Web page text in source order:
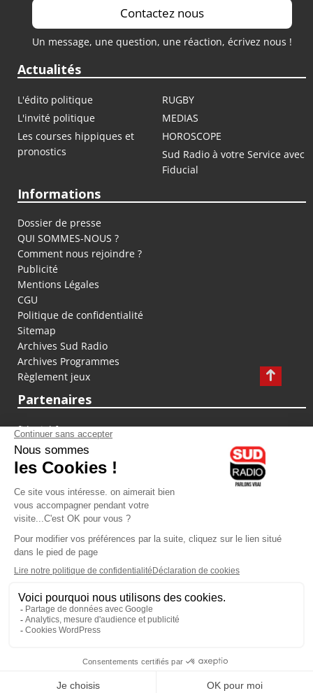
Contactez nous
Un message, une question, une réaction, écrivez nous !
Actualités
L'édito politique
RUGBY
L'invité politique
MEDIAS
Les courses hippiques et
pronostics
HOROSCOPE
Sud Radio à votre Service avec
Fiducial
Informations
Dossier de presse
QUI SOMMES-NOUS ?
Comment nous rejoindre ?
Publicité
Mentions Légales
CGU
Politique de confidentialité
Sitemap
Archives Sud Radio
Archives Programmes
Règlement jeux
Partenaires
fiducial.fr
lyoncapitale.fr
olympique-et-lyonnais.com
L'application Iphone / Android
Téléchargez l'application
Les cookies
Gestion des cookies
Crédit photos : ©Sud Radio / Pierre Olivier
Animateur
Animateur
Vous écoutez Sud Radio